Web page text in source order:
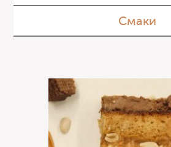
Смаки